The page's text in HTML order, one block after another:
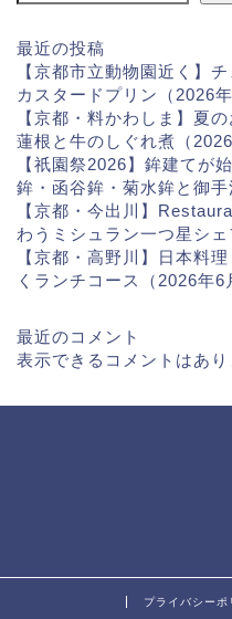
最近の投稿
【京都市立動物園近く】
カスタードプリン（2026年
【京都・料かわしま】夏
蓮根と牛のしぐれ煮（2026
【祇園祭2026】鉾建てが
鉾・函谷鉾・菊水鉾と御手
【京都・今出川】
わうミシュラン一つ星シ
【京都・高野川】日本料
くランチコース（2026年6
最近のコメント
表示できるコメントはあり
プライバシーポ